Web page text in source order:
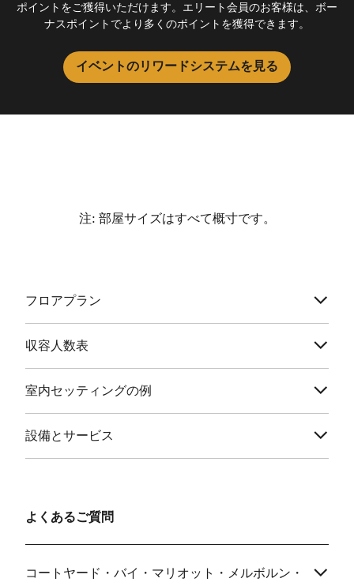
ポイントをご獲得いただけます。エリート会員のお客様は、ボー
ナスポイントでより多くのポイントを獲得できます。
イベントのリワードシステムを見る
注: 部屋サイズはすべて概寸です。
フロアプラン
収容人数表
室内セッティングの例
設備とサービス
よくあるご質問
コートヤード・バイ・マリオット・メルボルン・